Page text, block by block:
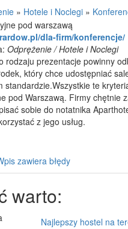
» Hotele i Noclegi »
dla-firm/konferencje/
Odprężenie / Hotele i Noclegi
rodzaju prezentacje powinny
który chce udostępniać
standardzie.Wszystkie te
pod Warszawą. Firmy chętnie
sobie do notatnika
z jego usług.
zawiera błędy
warto:
Najlepszy hostel na